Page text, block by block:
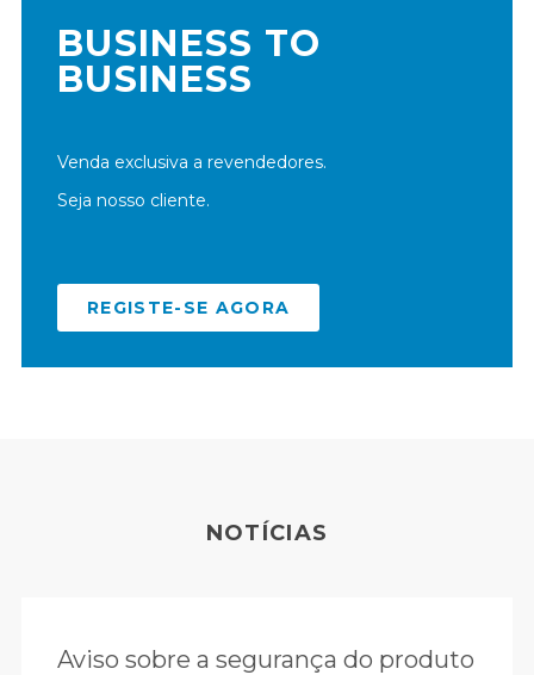
BUSINESS TO
BUSINESS
Venda exclusiva a revendedores.
Seja nosso cliente.
REGISTE-SE AGORA
NOTÍCIAS
Aviso sobre a segurança do produto